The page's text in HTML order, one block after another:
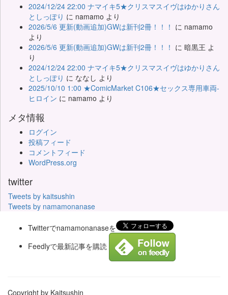
2024/12/24 22:00 ナマイキ5★クリスマスイヴはゆかりさん
としっぽり に namamo より
2026/5/6 更新(動画追加)GWは新刊2冊！！！ に namamo
より
2026/5/6 更新(動画追加)GWは新刊2冊！！！ に 暗黒王 よ
り
2024/12/24 22:00 ナマイキ5★クリスマスイヴはゆかりさん
としっぽり に ななし より
2025/10/10 1:00 ★ComicMarket C106★セックス専用車両-
ヒロイン に namamo より
メタ情報
ログイン
投稿フィード
コメントフィード
WordPress.org
twitter
Tweets by kaitsushin
Tweets by namamonanase
Twitterでnamamonanaseを
Feedlyで最新記事を購読
Copyright by Kaitsushin